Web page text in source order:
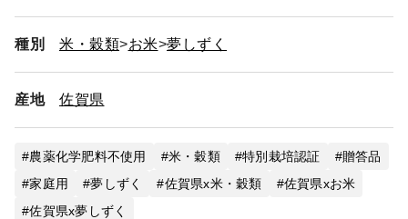
種別 米・穀類 お米 夢しずく
産地 佐賀県
農薬化学肥料不使用 米・穀類 特別栽培認証
贈答品
家庭用
夢しずく 佐賀県x米・穀類
佐賀県xお米
佐賀県x夢しずく